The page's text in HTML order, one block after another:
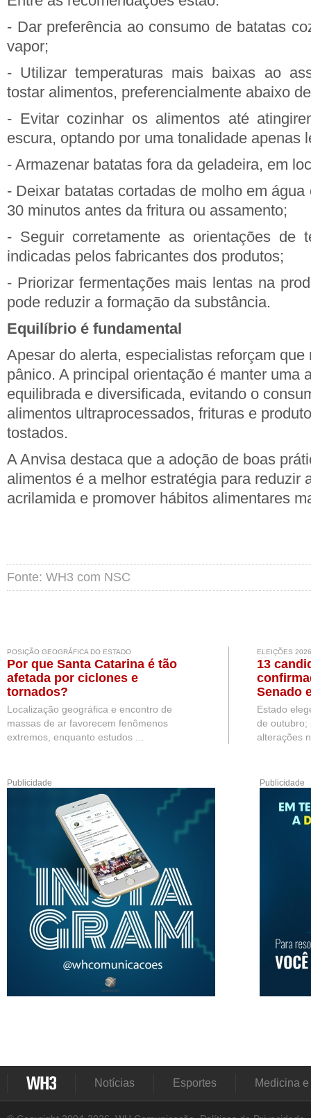
- Dar preferência ao consumo de batatas
vapor;
- Utilizar temperaturas mais baixas ao
tostar alimentos, preferencialmente abaixo
- Evitar cozinhar os alimentos até
escura, optando por uma tonalidade apenas
- Armazenar batatas fora da geladeira, em
- Deixar batatas cortadas de molho em
30 minutos antes da fritura ou assamento;
- Seguir corretamente as orientações de
indicadas pelos fabricantes dos produtos;
- Priorizar fermentações mais lentas na
pode reduzir a formação da substância.
Equilíbrio é fundamental
Apesar do alerta, especialistas reforçam que
pânico. A principal orientação é manter uma
equilibrada e diversificada, evitando o
alimentos ultraprocessados, frituras e
tostados.
A Anvisa destaca que a adoção de boas
alimentos é a melhor estratégia para reduzir
acrilamida e promover hábitos alimentares
Fonte: WH3 com NSC
POSIÇÃO GEOGRÁFICA DO ESTADO
Por que Santa Catarina é tão
afetada por ciclones e
tornados?
Localização geográfica e encontro de
massas de ar favorecem fenômenos
extremos, enquanto estudos ...
ELEIÇÕES 2026
13
Senado
Estado
de outubro;
alterações
Publicidade Publicidade
Notícias Esportes Medicina